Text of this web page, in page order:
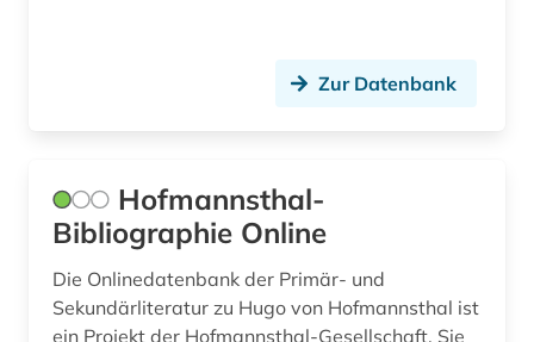
islamwissenschaft (2)
italianistik (7)
italien (4)
Zur Datenbank
Hofmannsthal-
Bibliographie Online
Die Onlinedatenbank der Primär- und
Sekundärliteratur zu Hugo von Hofmannsthal ist
ein Projekt der Hofmannsthal-Gesellschaft. Sie